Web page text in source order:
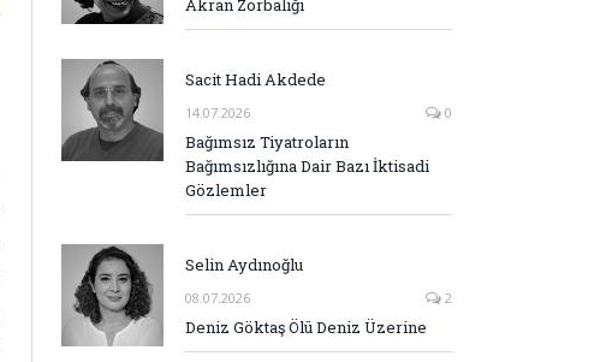
Akran Zorbalığı
Sacit Hadi Akdede
14.07.2026 0
Bağımsız Tiyatroların
Bağımsızlığına Dair Bazı İktisadi
Gözlemler
Selin Aydınoğlu
08.07.2026 2
Deniz Göktaş Ölü Deniz Üzerine